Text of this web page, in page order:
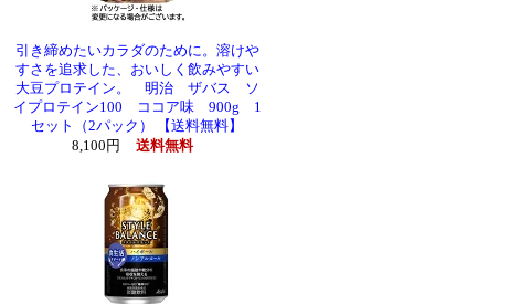
引き締めたいカラダのために。溶けや
すさを追求した、おいしく飲みやすい
大豆プロテイン。 明治 ザバス ソ
イプロテイン100 ココア味 900g 1
セット（2パック） 【送料無料】
8,100円
送料無料